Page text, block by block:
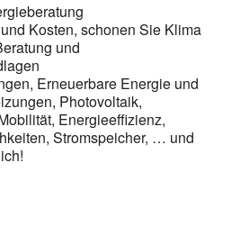
Kosten, schonen Sie Klima
und
Erneuerbare Energie und
Photovoltaik,
Energieeffizienz,
Stromspeicher, … und